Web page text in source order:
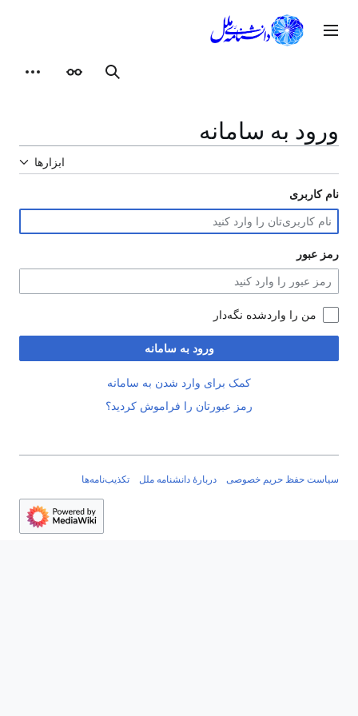
محتوااصلی
جستجوظاهر
ابزارهای
ورود به سامانه
ابزارها
نام کاربری
رمز عبور
من را واردشده نگه‌دار
ورود به سامانه
کمک برای وارد شدن به سامانه
رمز عبورتان را فراموش کردید؟
سیاست حفظ حریم خصوصی دربارهٔ دانشنامه ملل تکذیب‌نامه‌ها